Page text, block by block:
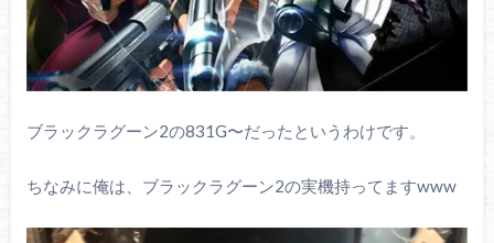
ブラックラグーン2の831G〜だったというわけです。
ちなみに俺は、ブラックラグーン2の実機持ってますwww